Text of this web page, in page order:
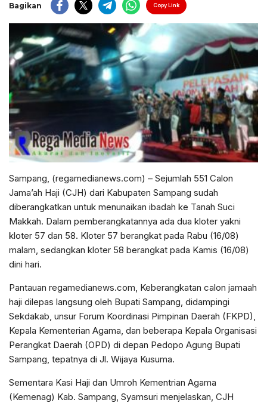
Bagikan Copy Link
Sampang, (regamedianews.com) – Sejumlah 551 Calon
Jama’ah Haji (CJH) dari Kabupaten Sampang sudah
diberangkatkan untuk menunaikan ibadah ke Tanah Suci
Makkah. Dalam pemberangkatannya ada dua kloter yakni
kloter 57 dan 58. Kloter 57 berangkat pada Rabu (16/08)
malam, sedangkan kloter 58 berangkat pada Kamis (16/08)
dini hari.
Pantauan regamedianews.com, Keberangkatan calon jamaah
haji dilepas langsung oleh Bupati Sampang, didampingi
Sekdakab, unsur Forum Koordinasi Pimpinan Daerah (FKPD),
Kepala Kementerian Agama, dan beberapa Kepala Organisasi
Perangkat Daerah (OPD) di depan Pedopo Agung Bupati
Sampang, tepatnya di Jl. Wijaya Kusuma.
Sementara Kasi Haji dan Umroh Kementrian Agama
(Kemenag) Kab. Sampang, Syamsuri menjelaskan, CJH